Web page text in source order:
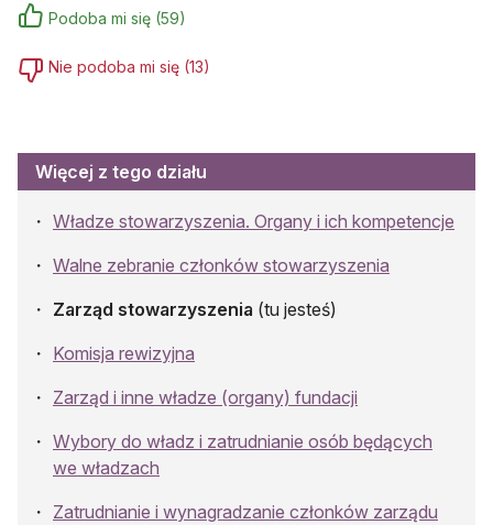
Podoba mi się (59)
Nie podoba mi się (13)
Więcej z tego działu
Władze stowarzyszenia. Organy i ich kompetencje
Walne zebranie członków stowarzyszenia
Zarząd stowarzyszenia (tu jesteś)
Komisja rewizyjna
Zarząd i inne władze (organy) fundacji
Wybory do władz i zatrudnianie osób będących
we władzach
Zatrudnianie i wynagradzanie członków zarządu